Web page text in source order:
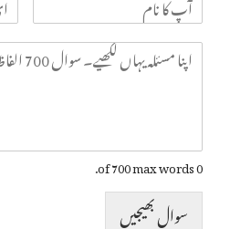
0 of 700 max words.
سوال بھیجیں